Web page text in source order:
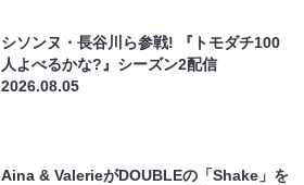
シソンヌ・長谷川ら参戦! 『トモダチ100
人よべるかな?』シーズン2配信
2026.08.05
Aina & ValerieがDOUBLEの「Shake」を